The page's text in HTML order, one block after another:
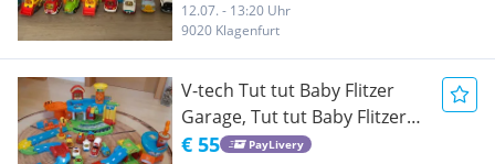
12.07. - 13:20 Uhr
9020 Klagenfurt
V-tech Tut tut Baby Flitzer
Garage, Tut tut Baby Flitzer
Flughafen Tut tut Baby Flitzer
€ 55 PayLivery